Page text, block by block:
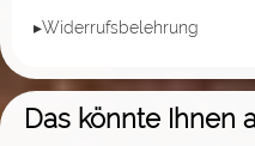
▸Widerrufsbelehrung
Das könnte Ihnen